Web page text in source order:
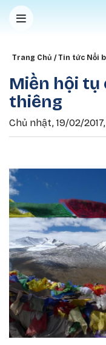
Breadcrumb
Trang Chủ Tin tức Nổi
Miền hội tụ
thiêng
Chủ nhật, 19/02/